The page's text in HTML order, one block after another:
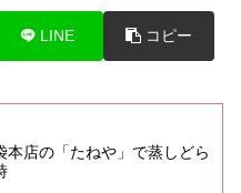
LINE コピー
本店の「たねや」で蒸しどら